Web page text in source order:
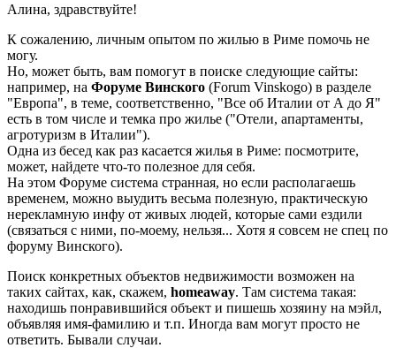
Алина, здравствуйте!
К сожалению, личным опытом по жилью в Риме помочь не
могу.
Но, может быть, вам помогут в поиске следующие сайты:
например, на Форуме Винского (Forum Vinskogo) в разделе
"Европа", в теме, соответственно, "Все об Италии от А до Я"
есть в том числе и темка про жилье ("Отели, апартаменты,
агротуризм в Италии").
Одна из бесед как раз касается жилья в Риме: посмотрите,
может, найдете что-то полезное для себя.
На этом Форуме система странная, но если располагаешь
временем, можно выудить весьма полезную, практическую
нерекламную инфу от живых людей, которые сами ездили
(связаться с ними, по-моему, нельзя... Хотя я совсем не спец по
форуму Винского).
Поиск конкретных объектов недвижимости возможен на
таких сайтах, как, скажем, homeaway. Там система такая:
находишь понравившийся объект и пишешь хозяину на мэйл,
объявляя имя-фамилию и т.п. Иногда вам могут просто не
ответить. Бывали случаи.